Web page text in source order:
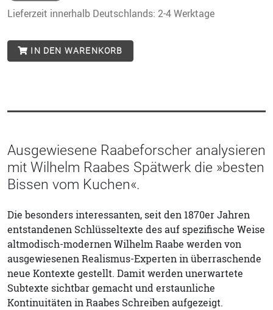
Lieferzeit innerhalb Deutschlands: 2-4 Werktage
IN DEN WARENKORB
Ausgewiesene Raabeforscher analysieren
mit Wilhelm Raabes Spätwerk die »besten
Bissen vom Kuchen«.
Die besonders interessanten, seit den 1870er Jahren
entstandenen Schlüsseltexte des auf spezifische Weise
altmodisch-modernen Wilhelm Raabe werden von
ausgewiesenen Realismus-Experten in überraschende
neue Kontexte gestellt. Damit werden unerwartete
Subtexte sichtbar gemacht und erstaunliche
Kontinuitäten in Raabes Schreiben aufgezeigt.